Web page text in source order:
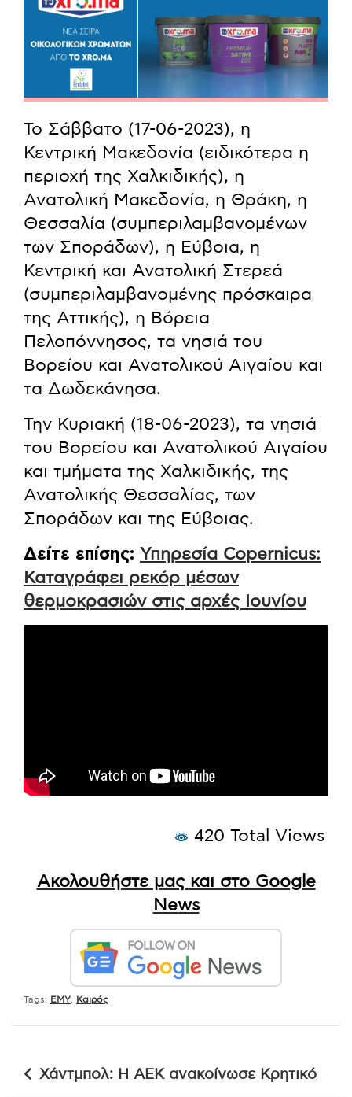
Το Σάββατο (17-06-2023), η
Κεντρική Μακεδονία (ειδικότερα η
περιοχή της Χαλκιδικής), η
Ανατολική Μακεδονία, η Θράκη, η
Θεσσαλία (συμπεριλαμβανομένων
των Σποράδων), η Εύβοια, η
Κεντρική και Ανατολική Στερεά
(συμπεριλαμβανομένης πρόσκαιρα
της Αττικής), η Βόρεια
Πελοπόννησος, τα νησιά του
Βορείου και Ανατολικού Αιγαίου και
τα Δωδεκάνησα.
Την Κυριακή (18-06-2023), τα νησιά
του Βορείου και Ανατολικού Αιγαίου
και τμήματα της Χαλκιδικής, της
Ανατολικής Θεσσαλίας, των
Σποράδων και της Εύβοιας.
Δείτε επίσης: Υπηρεσία Copernicus:
Καταγράφει ρεκόρ μέσων
θερμοκρασιών στις αρχές Ιουνίου
420 Total Views
Ακολουθήστε μας και στο Google
News
Tags: ΕΜΥ Καιρός
άρθρων
Χάντμπολ: Η ΑΕΚ ανακοίνωσε Κρητικό